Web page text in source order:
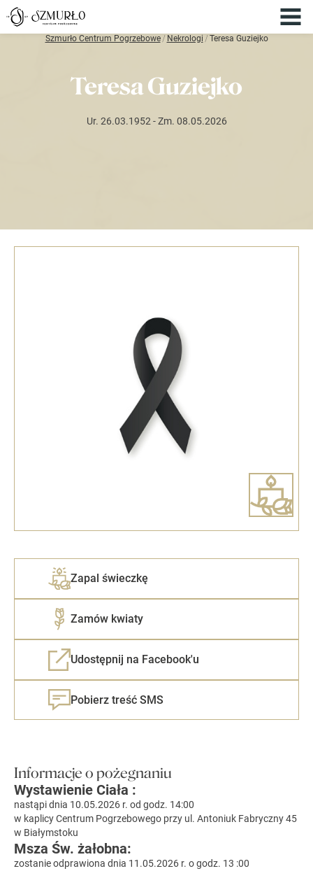
Szmurło Centrum Pogrzebowe/ Nekrologi / Teresa Guziejko
Teresa Guziejko
Ur. 26.03.1952 - Zm. 08.05.2026
Zapal świeczkę
Zamów kwiaty
Udostępnij na Facebook'u
Pobierz treść SMS
Informacje o pożegnaniu
Wystawienie Ciała :
nastąpi dnia 10.05.2026 r. od godz. 14:00
w kaplicy Centrum Pogrzebowego przy ul. Antoniuk Fabryczny 45
w Białymstoku
Msza Św. żałobna:
zostanie odprawiona dnia 11.05.2026 r. o godz. 13 :00